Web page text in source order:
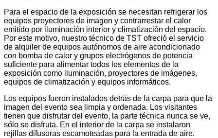
Para el espacio de la exposición se necesitan refrigerar los
equipos proyectores de imagen y contrarrestar el calor
emitido por iluminación interior y climatización del espacio.
Por este motivo, nuestro técnico de TST ofreció el servicio
de alquiler de equipos autónomos de aire acondicionado
con bomba de calor y grupos electrógenos de potencia
suficiente para alimentar todos los elementos de la
exposición como iluminación, proyectores de imágenes,
equipos de climatización y equipos informáticos.
Los equipos fueron instalados detrás de la carpa para que la
imagen del evento sea limpia y ordenada. Los visitantes
tienen que disfrutar del evento, la parte técnica nunca se ve,
sólo se disfruta. En el interior de la carpa se instalaron
rejillas difusoras escamoteadas para la entrada de aire.